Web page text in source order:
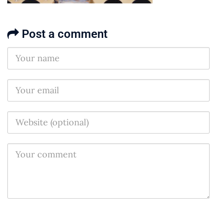
Post a comment